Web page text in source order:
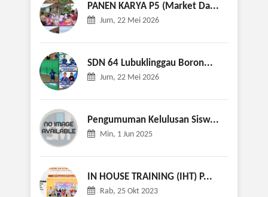
PANEN KARYA P5 (Market Da...
Jum, 22 Mei 2026
SDN 64 Lubuklinggau Boron...
Jum, 22 Mei 2026
Pengumuman Kelulusan Sisw...
Min, 1 Jun 2025
IN HOUSE TRAINING (IHT) P...
Rab, 25 Okt 2023